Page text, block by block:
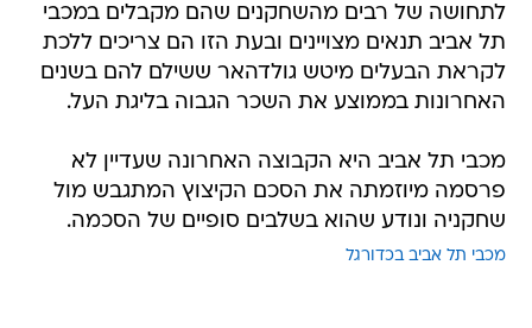
לתחושה של רבים מהשחקנים שהם מקבלים במכבי
תל אביב תנאים מצויינים ובעת הזו הם צריכים ללכת
לקראת הבעלים מיטש גולדהאר ששילם להם בשנים
האחרונות בממוצע את השכר הגבוה בליגת העל.
מכבי תל אביב היא הקבוצה האחרונה שעדיין לא
פרסמה מיוזמתה את הסכם הקיצוץ המתגבש מול
שחקניה ונודע שהוא בשלבים סופיים של הסכמה.
מכבי תל אביב בכדורגל